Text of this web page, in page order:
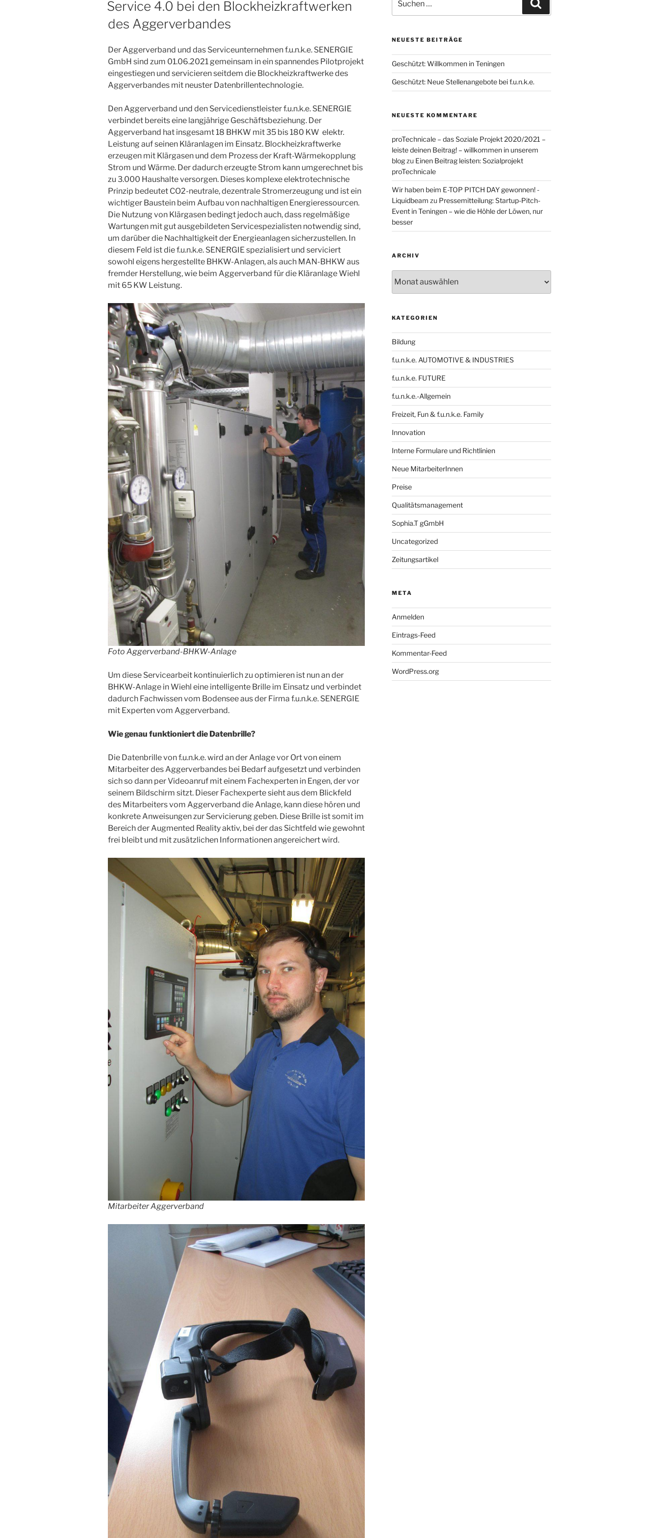
Service 4.0 bei den Blockheizkraftwerken
des Aggerverbandes
Der Aggerverband und das Serviceunternehmen f.u.n.k.e. SENERGIE
GmbH sind zum 01.06.2021 gemeinsam in ein spannendes Pilotprojekt
eingestiegen und servicieren seitdem die Blockheizkraftwerke des
Aggerverbandes mit neuster Datenbrillentechnologie.
Den Aggerverband und den Servicedienstleister f.u.n.k.e. SENERGIE
verbindet bereits eine langjährige Geschäftsbeziehung. Der
Aggerverband hat insgesamt 18 BHKW mit 35 bis 180 KW elektr.
Leistung auf seinen Kläranlagen im Einsatz. Blockheizkraftwerke
erzeugen mit Klärgasen und dem Prozess der Kraft-Wärmekopplung
Strom und Wärme. Der dadurch erzeugte Strom kann umgerechnet bis
zu 3.000 Haushalte versorgen. Dieses komplexe elektrotechnische
Prinzip bedeutet CO2-neutrale, dezentrale Stromerzeugung und ist ein
wichtiger Baustein beim Aufbau von nachhaltigen Energieressourcen.
Die Nutzung von Klärgasen bedingt jedoch auch, dass regelmäßige
Wartungen mit gut ausgebildeten Servicespezialisten notwendig sind,
um darüber die Nachhaltigkeit der Energieanlagen sicherzustellen. In
diesem Feld ist die f.u.n.k.e. SENERGIE spezialisiert und serviciert
sowohl eigens hergestellte BHKW-Anlagen, als auch MAN-BHKW aus
fremder Herstellung, wie beim Aggerverband für die Kläranlage Wiehl
mit 65 KW Leistung.
Foto Aggerverband-BHKW-Anlage
Um diese Servicearbeit kontinuierlich zu optimieren ist nun an der
BHKW-Anlage in Wiehl eine intelligente Brille im Einsatz und verbindet
dadurch Fachwissen vom Bodensee aus der Firma f.u.n.k.e. SENERGIE
mit Experten vom Aggerverband.
Wie genau funktioniert die Datenbrille?
Die Datenbrille von f.u.n.k.e. wird an der Anlage vor Ort von einem
Mitarbeiter des Aggerverbandes bei Bedarf aufgesetzt und verbinden
sich so dann per Videoanruf mit einem Fachexperten in Engen, der vor
seinem Bildschirm sitzt. Dieser Fachexperte sieht aus dem Blickfeld
des Mitarbeiters vom Aggerverband die Anlage, kann diese hören und
konkrete Anweisungen zur Servicierung geben. Diese Brille ist somit im
Bereich der Augmented Reality aktiv, bei der das Sichtfeld wie gewohnt
frei bleibt und mit zusätzlichen Informationen angereichert wird.
Mitarbeiter Aggerverband
nach:
NEUESTE BEITRÄGE
Geschützt: Willkommen in Teningen
Geschützt: Neue Stellenangebote bei f.u.n.k.e.
NEUESTE KOMMENTARE
proTechnicale – das Soziale Projekt 2020/2021 –
leiste deinen Beitrag! – willkommen in unserem
blogzu Einen Beitrag leisten: Sozialprojekt
proTechnicale
Wir haben beim E-TOP PITCH DAY gewonnen! -
Liquidbeam zu Pressemitteilung: Startup-Pitch-
Event in Teningen – wie die Höhle der Löwen, nur
besser
ARCHIV
KATEGORIEN
Bildung
f.u.n.k.e. AUTOMOTIVE & INDUSTRIES
f.u.n.k.e. FUTURE
f.u.n.k.e.-Allgemein
Freizeit, Fun & f.u.n.k.e. Family
Innovation
Interne Formulare und Richtlinien
Neue MitarbeiterInnen
Preise
Qualitätsmanagement
Sophia.T gGmbH
Uncategorized
Zeitungsartikel
META
Anmelden
Eintrags-Feed
Kommentar-Feed
WordPress.org